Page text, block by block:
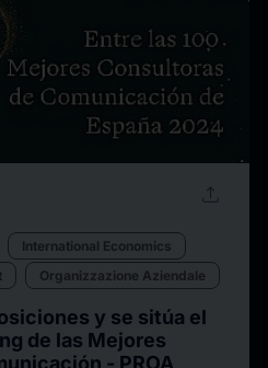
upload
International Economics
Organizzazione Aziendale
y se sitúa el
de las Mejores
- PROA